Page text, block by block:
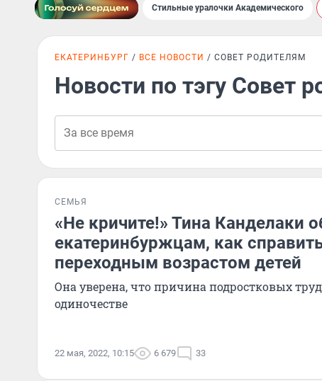
Стильные уралочки Академического
ЕКАТЕРИНБУРГ ВСЕ НОВОСТИ СОВЕТ РОДИТЕЛЯМ
Новости по тэгу Совет
СЕМЬЯ
«Не кричите!» Тина Канделаки
екатеринбуржцам, как
переходным возрастом детей
Она уверена, что причина подростковых
одиночестве
22 мая, 2022, 10:15 6 679 33